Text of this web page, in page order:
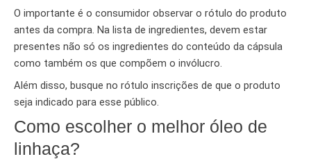
O importante é o consumidor observar o rótulo do produto
antes da compra. Na lista de ingredientes, devem estar
presentes não só os ingredientes do conteúdo da cápsula
como também os que compõem o invólucro.
Além disso, busque no rótulo inscrições de que o produto
seja indicado para esse público.
Como escolher o melhor óleo de
linhaça?